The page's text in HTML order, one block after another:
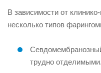
В зависимости от
несколько типов
трудно отделимыми.